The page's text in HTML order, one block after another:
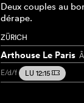
Deux couples au
dérape.
ZÜRICH
Arthouse Le Paris
E/d/f
LU 12:15 m